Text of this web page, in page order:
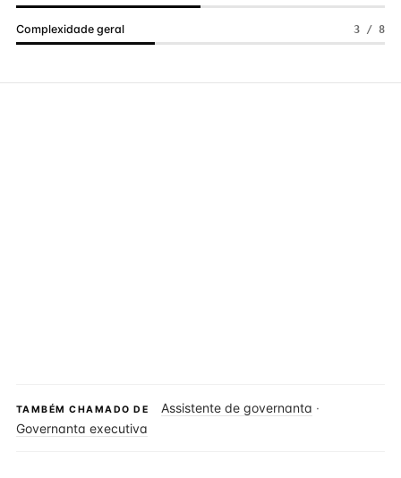
Complexidade geral 3 / 8
TAMBÉM CHAMADO DE Assistente de governanta ·
Governanta executiva